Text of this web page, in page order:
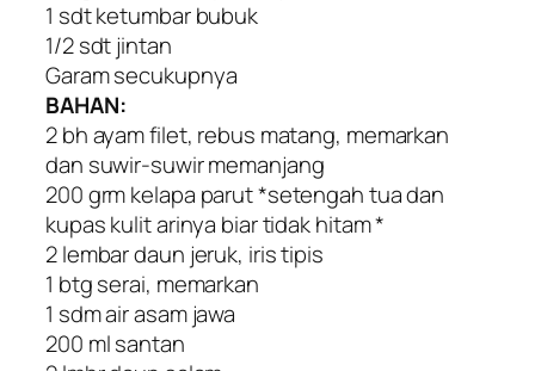
1 sdt ketumbar bubuk
1/2 sdt jintan
Garam secukupnya
BAHAN:
2 bh ayam filet, rebus matang, memarkan
dan suwir-suwir memanjang
200 grm kelapa parut *setengah tua dan
kupas kulit arinya biar tidak hitam *
2 lembar daun jeruk, iris tipis
1 btg serai, memarkan
1 sdm air asam jawa
200 ml santan